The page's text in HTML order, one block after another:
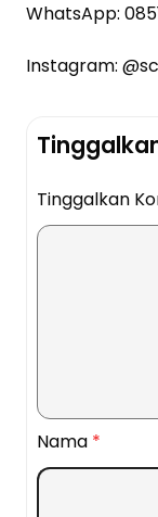
WhatsApp:
Instagram:
Tinggalkan
Nama *